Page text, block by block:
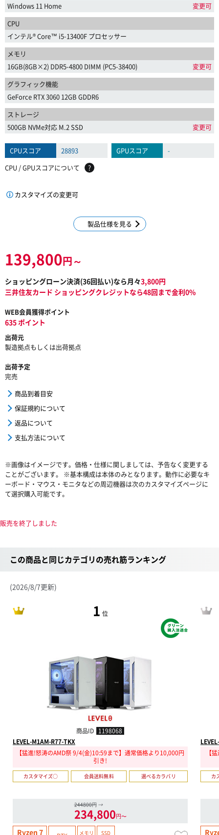
Windows 11 Home
変更可
CPU
インテル® Core™ i5-13400F プロセッサー
メモリ
16GB(8GB×2) DDR5-4800 DIMM (PC5-38400)
変更可
グラフィック機能
GeForce RTX 3060 12GB GDDR6
ストレージ
500GB NVMe対応 M.2 SSD
変更可
CPUスコア 28893 GPUスコア
-
CPU / GPUスコアについて
?
カスタマイズの変更可
製品仕様を見る
139,800円～
ショッピングローン決済(36回払い)なら月々3,800円
三井住友カード ショッピングクレジットなら48回まで金利0%
WEB会員獲得ポイント
635 ポイント
出荷元
製造拠点もしくは出荷拠点
出荷予定
完売
商品到着目安
保証規約について
返品について
支払方法について
※画像はイメージです。価格・仕様に関しましては、予告なく変更する
ことがございます。 ※基本構成は本体のみとなります。動作に必要なキ
ーボード・マウス・モニタなどの周辺機器は次のカスタマイズページに
て選択購入可能です。
販売を終了しました
この商品と同じカテゴリの売れ筋ランキング
(2026/8/7更新)
1 位
商品ID 1198068
LEVEL-M1AM-R77-TKX
【猛進!怒涛のAMD祭 9/4(金)10:59まで】通常価格より10,000円
引き!
カスタマイズ○ 会員送料無料 選べるカラバリ
244800円 →
234,800円〜
Ryzen 7 メモリ SSD
【
カ